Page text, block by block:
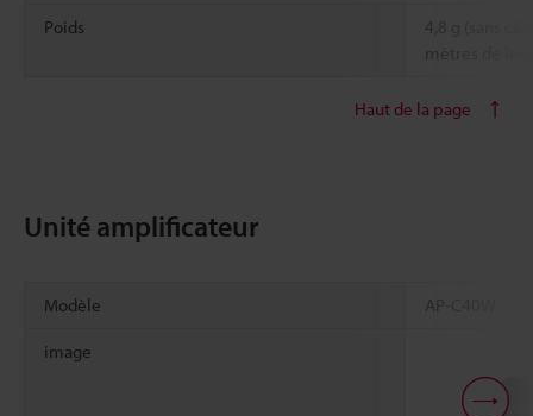
Poids
4,8 g (sans
mètres de
Haut de la page
Unité amplificateur
Modèle AP-C40W
image